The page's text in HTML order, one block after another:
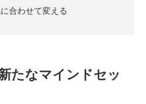
合わせて変える
たなマインドセッ